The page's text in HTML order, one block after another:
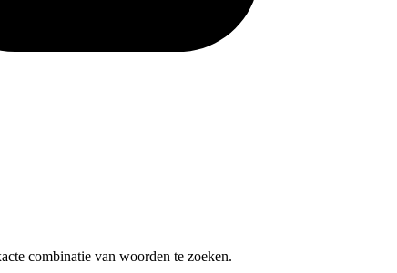
combinatie van woorden te zoeken.